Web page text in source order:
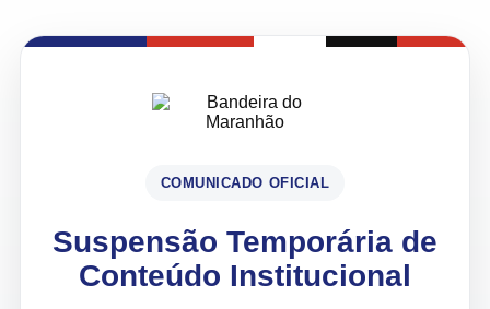
COMUNICADO OFICIAL
Suspensão Temporária de
Conteúdo Institucional